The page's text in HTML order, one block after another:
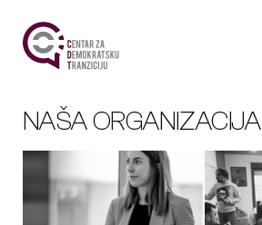
NAŠA ORGANIZACIJA